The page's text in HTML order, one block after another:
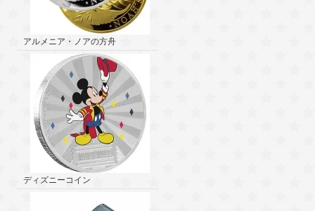
アルメニア・ノアの方舟
ディズニーコイン